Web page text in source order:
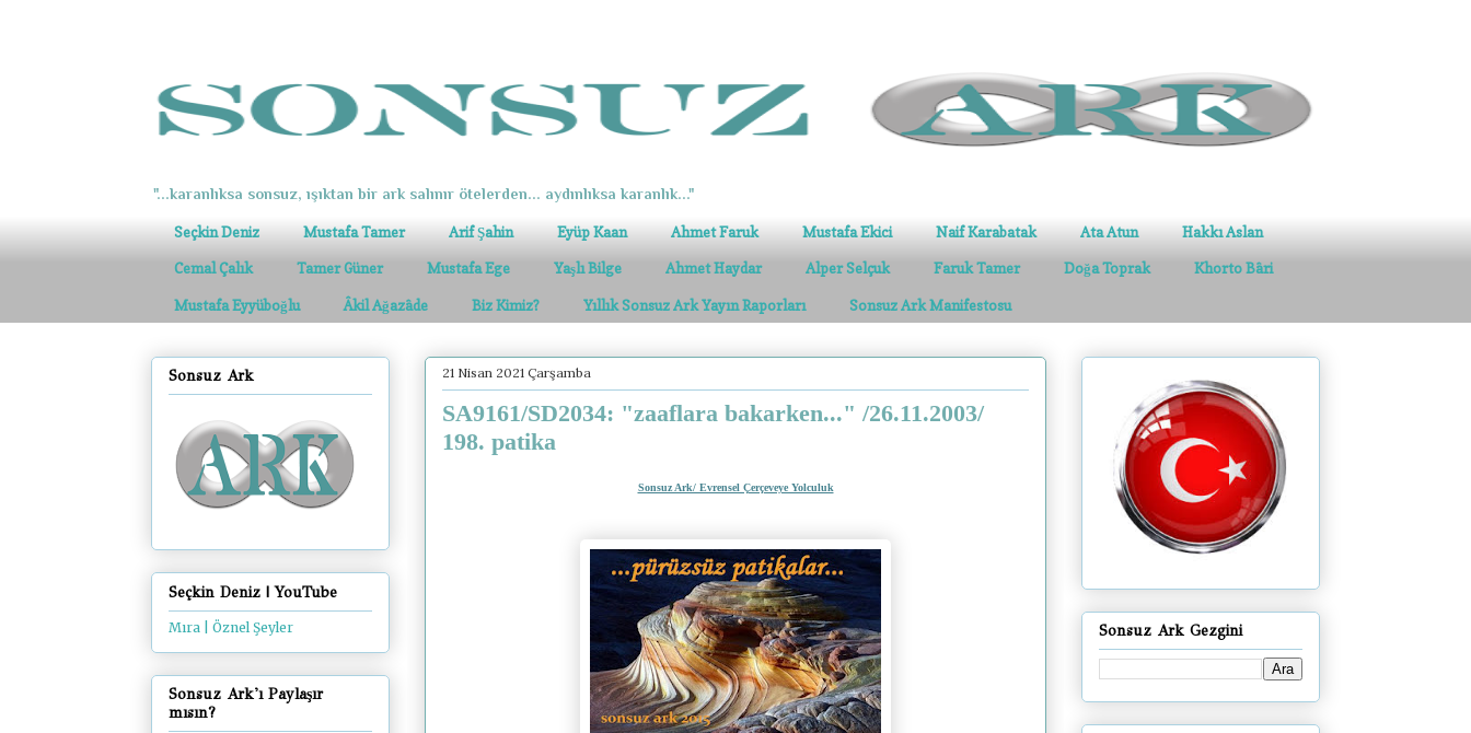
"...karanlıksa sonsuz, ışıktan bir ark salınır ötelerden... aydınlıksa karanlık..."
Seçkin Deniz Mustafa Tamer Arif Şahin Eyüp Kaan Ahmet Faruk Mustafa Ekici Naif Karabatak Ata Atun Hakkı Aslan
Cemal Çalık Tamer Güner Mustafa Ege Yaşlı Bilge Ahmet Haydar Alper Selçuk Faruk Tamer Doğa Toprak Khorto Bâri
Mustafa Eyyüboğlu Âkil Ağazâde Biz Kimiz? Yıllık Sonsuz Ark Yayın Raporları Sonsuz Ark Manifestosu
21 Nisan 2021 Çarşamba
SA9161/SD2034: "zaaflara bakarken..." /26.11.2003/
198. patika
Sonsuz Ark/ Evrensel Çerçeveye Yolculuk
Sonsuz Ark
Seçkin Deniz | YouTube
Mıra | Öznel Şeyler
Sonsuz Ark'ı Paylaşır
mısın?
Sonsuz Ark Gezgini